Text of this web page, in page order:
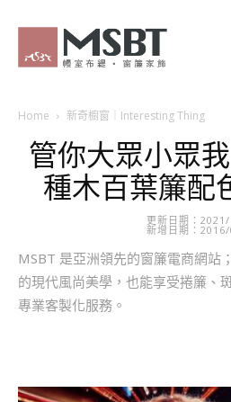
Home 新奇櫥窗｜Interesting Thing
管你大眾小眾
種木百葉簾配
更新日期：
新增日期：
MSBT 是亞洲領先的窗簾電商網站
的現代風尚美學，也能享受捲簾、
專業客製化服務。